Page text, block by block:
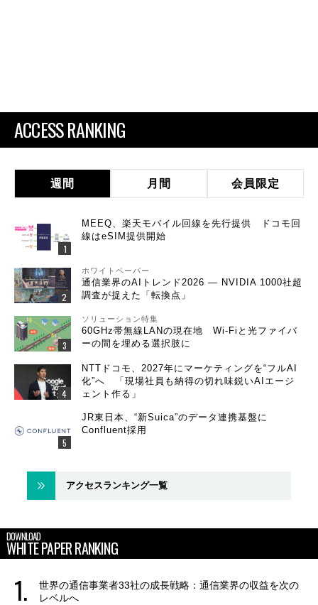
ACCESS RANKING
週間 月間 会員限定
MEEQ、楽天モバイル回線を先行提供 ドコモ回
線はeSIM提供開始
ホワイトペーパー
通信業界のAIトレンド2026 ― NVIDIA 1000社超
調査が捉えた「転換点」
ソリューション特集
60GHz帯無線LANの現在地 Wi-Fiと光ファイバ
ーの間を埋める選択肢に
NTTドコモ、2027年にマーケティングを“フルAI
化”へ 「現場社員も納得の切れ味鋭いAIエージ
ェント作る」
JR東日本、“新Suica”のデータ連携基盤に
Confluent採用
アクセスランキング一覧
DOWNLOAD
WHITE PAPER RANKING
世界の通信事業者33社の成長戦略：通信業界の収益を次の
レベルへ